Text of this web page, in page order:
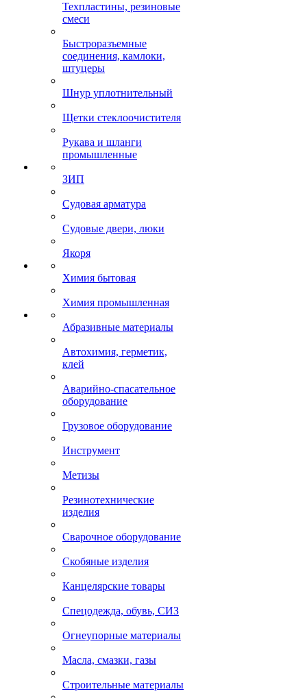
Техпластины, резиновые
смеси
Быстроразъемные
соединения, камлоки,
штуцеры
Шнур уплотнительный
Щетки стеклоочистителя
Рукава и шланги
промышленные
ЗИП
Судовая арматура
Судовые двери, люки
Якоря
Химия бытовая
Химия промышленная
Абразивные материалы
Автохимия, герметик,
клей
Аварийно-спасательное
оборудование
Грузовое оборудование
Инструмент
Метизы
Резинотехнические
изделия
Сварочное оборудование
Скобяные изделия
Канцелярские товары
Спецодежда, обувь, СИЗ
Огнеупорные материалы
Масла, смазки, газы
Строительные материалы